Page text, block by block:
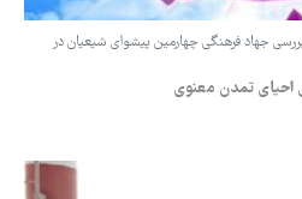
جهاد فرهنگی چهارمین پیشوای شیعیان در
احیای تمدن معنوی